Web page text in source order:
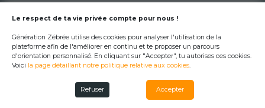
© Génération Zébrée 2026
Le respect de ta vie privée compte pour nous !
Génération Zébrée utilise des cookies pour analyser l'utilisation de la
plateforme afin de l'améliorer en continu et te proposer un parcours
d'orientation personnalisé. En cliquant sur "Accepter", tu autorises ces cookies.
Voici la page détaillant notre politique relative aux cookies.
Refuser Accepter